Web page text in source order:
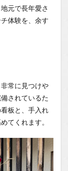
元で長年愛さ
体験を、余す
常に見つけや
されているた
板と、手入れ
てくれます。